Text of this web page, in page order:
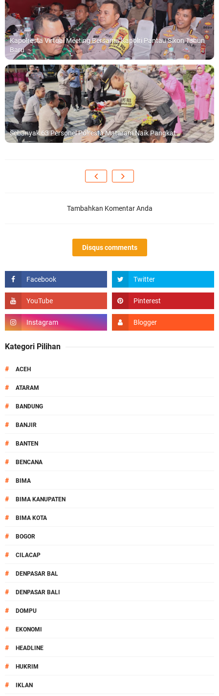
Kapolresta Virtual Meeting Bersama Kapolri Pantau Sikon Tahun
Baru
Sebanyak 63 Personel Polresta Mataram Naik Pangkat
Tambahkan Komentar Anda
Disqus comments
Kategori Pilihan
# ACEH
# ATARAM
# BANDUNG
# BANJIR
# BANTEN
# BENCANA
# BIMA
# BIMA KANUPATEN
# BIMA KOTA
# BOGOR
# CILACAP
# DENPASAR BAL
# DENPASAR BALI
# DOMPU
# EKONOMI
# HEADLINE
# HUKRIM
# IKLAN